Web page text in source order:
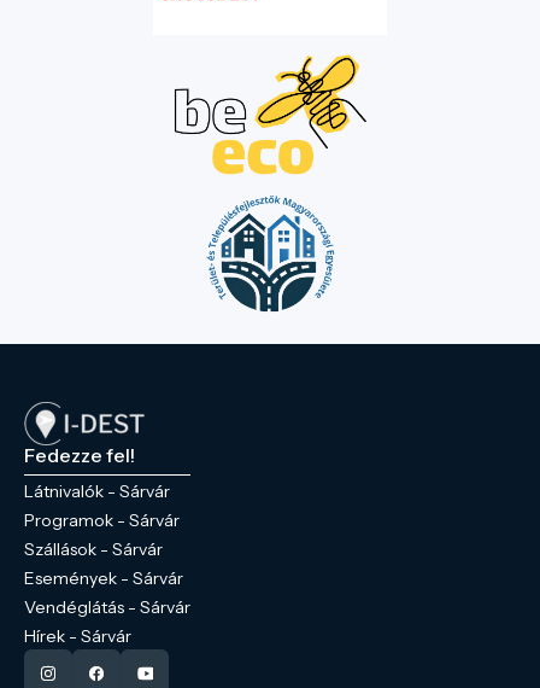
Fedezze fel!
Látnivalók - Sárvár
Programok - Sárvár
Szállások - Sárvár
Események - Sárvár
Vendéglátás - Sárvár
Hírek - Sárvár